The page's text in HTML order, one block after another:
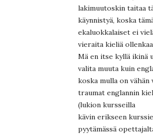
lakimuutoskin taitaa
käynnistyä, koska
ekaluokkalaiset ei
vieraita kieliä
Mä en itse kyllä ikinä
valita muuta kuin
koska mulla on vähän
traumat englannin
(lukion kursseilla
kävin erikseen
pyytämässä